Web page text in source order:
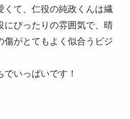
くて、仁役の純政くんは繊
にぴったりの雰囲気で、晴
傷がとてもよく似合うビジ
いっぱいです！